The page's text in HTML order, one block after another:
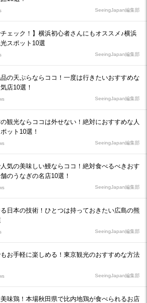
SeeingJapan編集部
チェック！】横浜初心者さんにもオススメ♪横浜
スポット10選
SeeingJapan編集部
の天ぷらならココ！一度は行きたいおすすめな
店10選！
SeeingJapan編集部
観光ならココは外せない！絶対におすすめな人
ット10選！
SeeingJapan編集部
気の美味しい鰻ならココ！絶対食べるべきおす
のうなぎの名店10選！
SeeingJapan編集部
日本の技術！ひとつは持っておきたい広島の熊
SeeingJapan編集部
お手軽に楽しめる！東京観光のおすすめな方法
SeeingJapan編集部
美味鶏！本場秋田県で比内地鶏が食べられるお店